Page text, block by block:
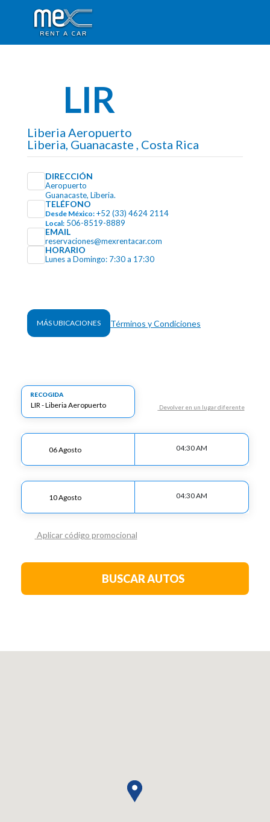
LIR
Liberia Aeropuerto
Liberia, Guanacaste , Costa Rica
DIRECCIÓN
Aeropuerto
Guanacaste, Liberia.
TELÉFONO
Desde México: +52 (33) 4624 2114
Local: 506-8519-8889
EMAIL
reservaciones@mexrentacar.com
HORARIO
Lunes a Domingo: 7:30 a 17:30
MÁS UBICACIONES Términos y Condiciones
RECOGIDA
Devolver en un lugar diferente
04:30 AM
04:30 AM
Aplicar código promocional
BUSCAR AUTOS